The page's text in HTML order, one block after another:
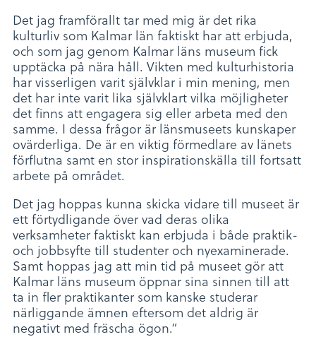
Det jag framförallt tar med mig är det rika
kulturliv som Kalmar län faktiskt har att erbjuda,
och som jag genom Kalmar läns museum fick
upptäcka på nära håll. Vikten med kulturhistoria
har visserligen varit självklar i min mening, men
det har inte varit lika självklart vilka möjligheter
det finns att engagera sig eller arbeta med den
samme. I dessa frågor är länsmuseets kunskaper
ovärderliga. De är en viktig förmedlare av länets
förflutna samt en stor inspirationskälla till fortsatt
arbete på området.
Det jag hoppas kunna skicka vidare till museet är
ett förtydligande över vad deras olika
verksamheter faktiskt kan erbjuda i både praktik-
och jobbsyfte till studenter och nyexaminerade.
Samt hoppas jag att min tid på museet gör att
Kalmar läns museum öppnar sina sinnen till att
ta in fler praktikanter som kanske studerar
närliggande ämnen eftersom det aldrig är
negativt med fräscha ögon.”